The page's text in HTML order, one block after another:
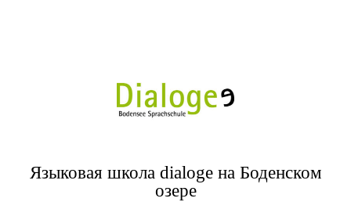
Языковая школа dialoge на Боденском
озере